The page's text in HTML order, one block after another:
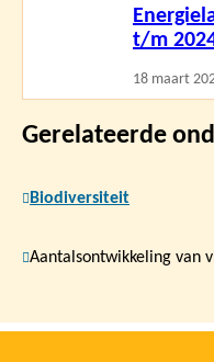
t/m
18 maart
Gerelateerde
Biodiversiteit
Aantalsontwikkeling van